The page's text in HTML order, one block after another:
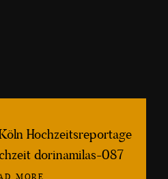
Hochzeitsreportage
dorinamilas-087